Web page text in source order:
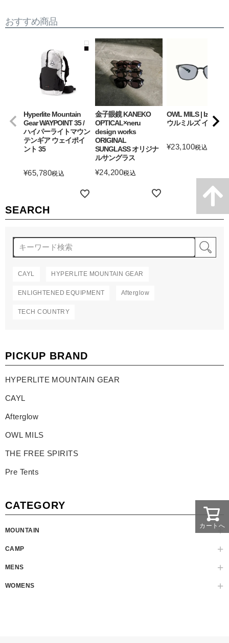
SEARCH
CAYL HYPERLITE MOUNTAIN GEAR
ENLIGHTENED EQUIPMENT Afterglow
TECH COUNTRY
PICKUP BRAND
HYPERLITE MOUNTAIN GEAR
CAYL
Afterglow
OWL MILS
THE FREE SPIRITS
Pre Tents
CATEGORY
MOUNTAIN
CAMP
MENS
WOMENS
おすすめ商品
Hyperlite Mountain
Gear WAYPOINT 35 /
ハイパーライトマウン
テンギア ウェイポイ
ント 35
¥65,780税込
金子眼鏡 KANEKO
OPTICAL×neru
design works
ORIGINAL
SUNGLASS オリジナ
ルサングラス
¥24,200税込
OWL MILS | Izanagi
ウルミルズ イザナギ
¥23,100税込
カートへ